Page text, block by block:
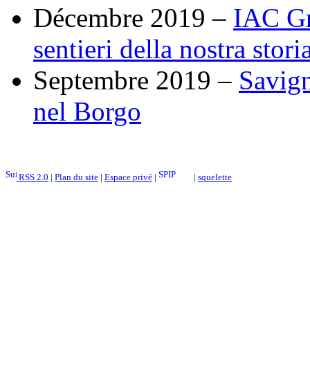
Décembre 2019 – IAC
sentieri della nostra
Septembre 2019 –
nel Borgo
RSS 2.0 | Plan du site | Espace privé | | squelette